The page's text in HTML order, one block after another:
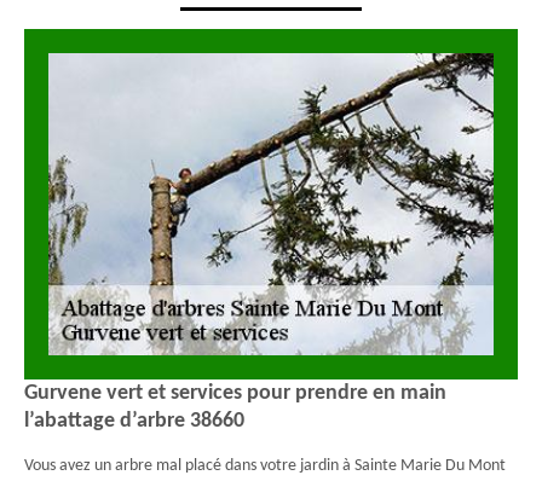
Gurvene vert et services pour prendre en main
l’abattage d’arbre 38660
Vous avez un arbre mal placé dans votre jardin à Sainte Marie Du Mont